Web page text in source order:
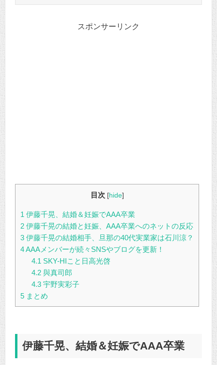
スポンサーリンク
目次 [hide]
1 伊藤千晃、結婚＆妊娠でAAA卒業
2 伊藤千晃の結婚と妊娠、AAA卒業へのネットの反応
3 伊藤千晃の結婚相手、旦那の40代実業家は石川涼？
4AAAメンバーが続々SNSやブログを更新！
4.1 SKY-HIこと日高光啓
4.2與真司郎
4.3宇野実彩子
5 まとめ
伊藤千晃、結婚＆妊娠でAAA卒業